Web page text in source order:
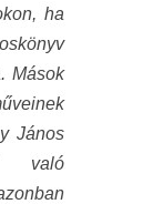
ha
Mások
János
való